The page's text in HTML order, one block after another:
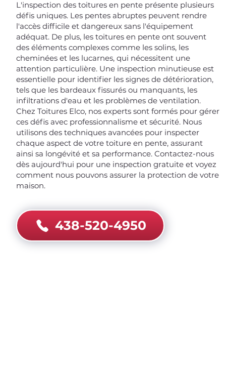
L'inspection des toitures en pente présente plusieurs
défis uniques. Les pentes abruptes peuvent rendre
l'accès difficile et dangereux sans l'équipement
adéquat. De plus, les toitures en pente ont souvent
des éléments complexes comme les solins, les
cheminées et les lucarnes, qui nécessitent une
attention particulière. Une inspection minutieuse est
essentielle pour identifier les signes de détérioration,
tels que les bardeaux fissurés ou manquants, les
infiltrations d'eau et les problèmes de ventilation.
Chez Toitures Elco, nos experts sont formés pour gérer
ces défis avec professionnalisme et sécurité. Nous
utilisons des techniques avancées pour inspecter
chaque aspect de votre toiture en pente, assurant
ainsi sa longévité et sa performance. Contactez-nous
dès aujourd'hui pour une inspection gratuite et voyez
comment nous pouvons assurer la protection de votre
maison.
438-520-4950